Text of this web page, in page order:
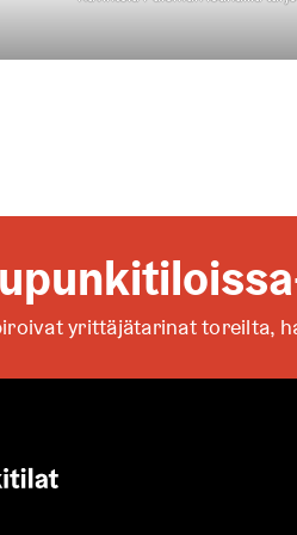
yrittäjätarinat toreilta,